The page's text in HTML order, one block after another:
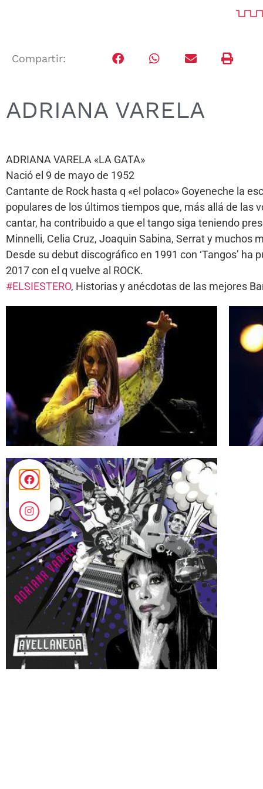
Compartir:
ADRIANA VARELA
ADRIANA VARELA «LA GATA»
Nació el 9 de mayo de 1952
Cantante de Rock hasta q «el polaco» Goyeneche la
populares de los últimos tiempos que, más allá de las
cantar, ha contribuido a que el tango siga teniendo
Minnelli, Celia Cruz, Joaquin Sabina, Serrat y muchos
Desde su debut discográfico en 1991 con ‘Tangos’
2017 con el q vuelve al ROCK.
#ELSIESTERO, Historias y anécdotas de las mejores